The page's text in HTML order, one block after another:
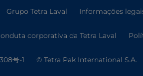
Grupo Tetra Laval Informações
corporativa da Tetra Laval
号-1 © Tetra Pak International S.A.